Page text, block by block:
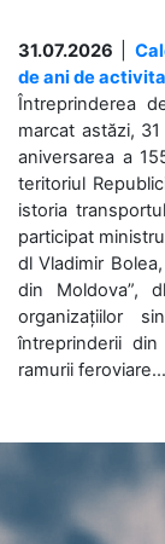
31.07.2026
de ani de
Întreprinderea
marcat astăzi,
aniversarea a
teritoriul
istoria
participat
dl Vladimir
din Moldova”,
organizațiilor
întreprinderii
ramurii